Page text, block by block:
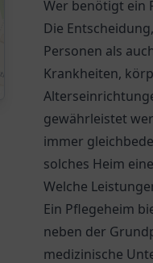
Wer benötigt ein
Die
Personen als
Krankheiten,
gewährleistet
immer
solches Heim
Welche
Ein Pflegeheim
neben der
medizinische